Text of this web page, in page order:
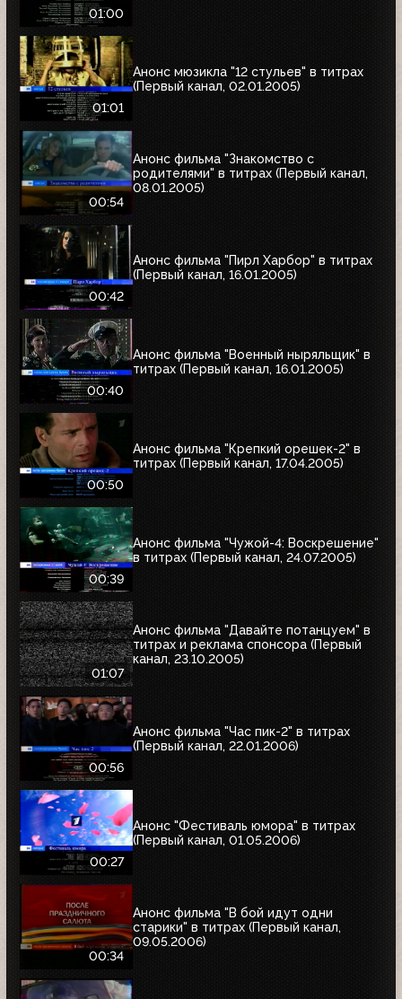
01:00
01:01
Анонс мюзикла "12 стульев" в титрах
(Первый канал, 02.01.2005)
00:54
Анонс фильма "Знакомство с
родителями" в титрах (Первый канал,
08.01.2005)
00:42
Анонс фильма "Пирл Харбор" в титрах
(Первый канал, 16.01.2005)
00:40
Анонс фильма "Военный ныряльщик" в
титрах (Первый канал, 16.01.2005)
00:50
Анонс фильма "Крепкий орешек-2" в
титрах (Первый канал, 17.04.2005)
00:39
Анонс фильма "Чужой-4: Воскрешение"
в титрах (Первый канал, 24.07.2005)
01:07
Анонс фильма "Давайте потанцуем" в
титрах и реклама спонсора (Первый
канал, 23.10.2005)
00:56
Анонс фильма "Час пик-2" в титрах
(Первый канал, 22.01.2006)
00:27
Анонс "Фестиваль юмора" в титрах
(Первый канал, 01.05.2006)
00:34
Анонс фильма "В бой идут одни
старики" в титрах (Первый канал,
09.05.2006)